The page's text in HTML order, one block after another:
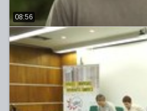
08:56